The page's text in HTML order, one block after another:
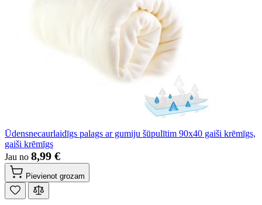
Ūdensnecaurlaidīgs palags ar gumiju šūpulītim 90x40 gaiši krēmīgs,
gaiši krēmīgs
Jau no 8,99 €
Pievienot grozam